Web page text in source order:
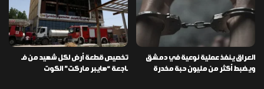
العراق ينفذ عملية نوعية في دمشق
ويضبط أكثر من مليون حبة مخدرة
تخصيص قطعة أرض لكل شهيد من فـ
ـاجعة “هايبر ماركت” الكوت